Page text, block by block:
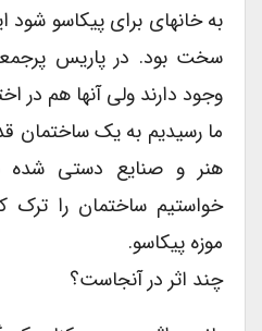
به خانهای برای پیکاسو شود
سخت بود. در پاریس
وجود دارند ولی آنها هم در
ما رسیدیم به یک ساختمان
هنر و صنایع دستی شده
خواستیم ساختمان را ترک
موزه پیکاسو.
چند اثر در آنجاست؟